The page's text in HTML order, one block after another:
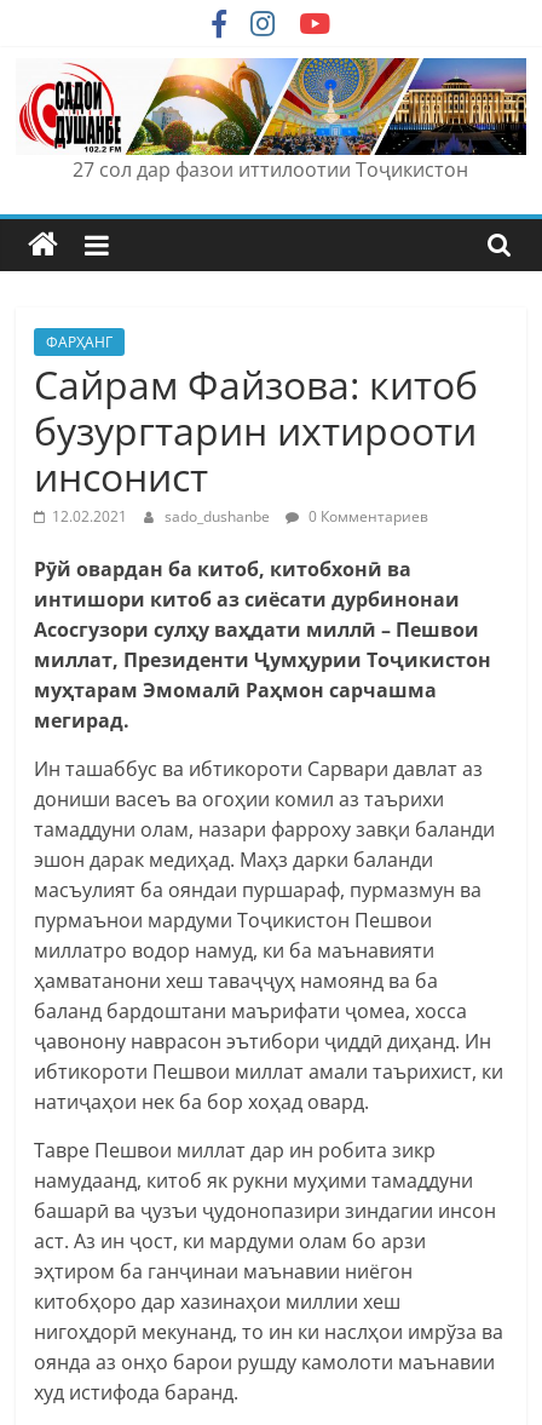
content
27 сол дар фазои иттилоотии Тоҷикистон
ФАРҲАНГ
Сайрам Файзова: китоб
бузургтарин ихтирооти
инсонист
12.02.2021 sado_dushanbe 0 Комментариев
Рӯй овардан ба китоб, китобхонӣ ва
интишори китоб аз сиёсати дурбинонаи
Асосгузори сулҳу ваҳдати миллӣ – Пешвои
миллат, Президенти Ҷумҳурии Тоҷикистон
муҳтарам Эмомалӣ Раҳмон сарчашма
мегирад.
Ин ташаббус ва ибтикороти Сарвари давлат аз
дониши васеъ ва огоҳии комил аз таърихи
тамаддуни олам, назари фарроху завқи баланди
эшон дарак медиҳад. Маҳз дарки баланди
масъулият ба ояндаи пуршараф, пурмазмун ва
пурмаънои мардуми Тоҷикистон Пешвои
миллатро водор намуд, ки ба маънавияти
ҳамватанони хеш таваҷҷуҳ намоянд ва ба
баланд бардоштани маърифати ҷомеа, хосса
ҷавонону наврасон эътибори ҷиддӣ диҳанд. Ин
ибтикороти Пешвои миллат амали таърихист, ки
натиҷаҳои нек ба бор хоҳад овард.
Тавре Пешвои миллат дар ин робита зикр
намудаанд, китоб як рукни муҳими тамаддуни
башарӣ ва ҷузъи ҷудонопазири зиндагии инсон
аст. Аз ин ҷост, ки мардуми олам бо арзи
эҳтиром ба ганҷинаи маънавии ниёгон
китобҳоро дар хазинаҳои миллии хеш
нигоҳдорӣ мекунанд, то ин ки наслҳои имрўза ва
оянда аз онҳо барои рушду камолоти маънавии
худ истифода баранд.